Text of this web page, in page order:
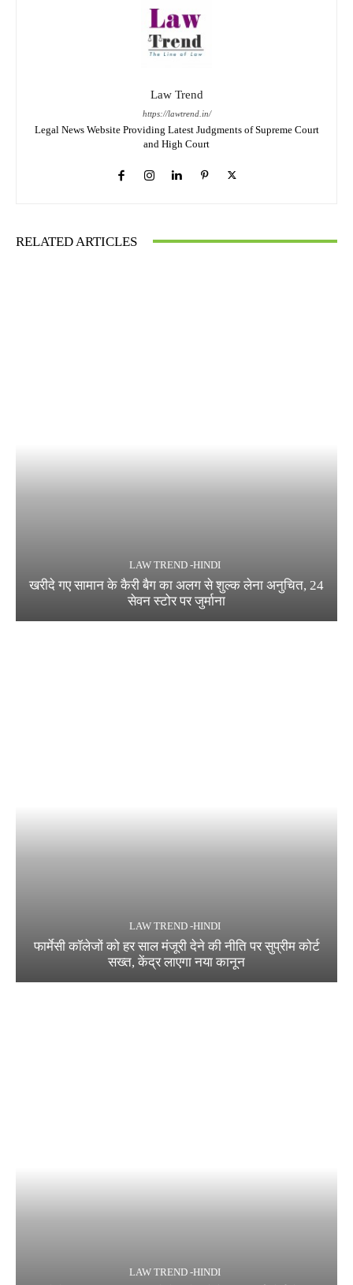
Law Trend
https://lawtrend.in/
Legal News Website Providing Latest Judgments of Supreme Court
and High Court
RELATED ARTICLES
LAW TREND -HINDI
खरीदे गए सामान के कैरी बैग का अलग से शुल्क लेना अनुचित, 24
सेवन स्टोर पर जुर्माना
LAW TREND -HINDI
फार्मेसी कॉलेजों को हर साल मंजूरी देने की नीति पर सुप्रीम कोर्ट
सख्त, केंद्र लाएगा नया कानून
LAW TREND -HINDI